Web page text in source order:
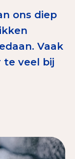
goed doel
doelen
ons diep
Vaak
te veel bij